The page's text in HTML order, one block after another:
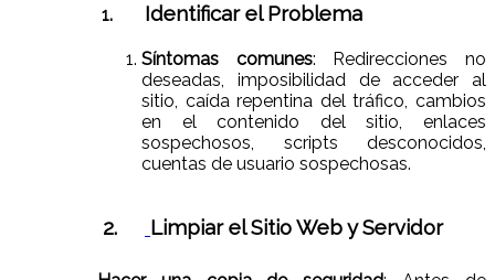
1. Identificar el Problema
Síntomas comunes: Redirecciones no
deseadas, imposibilidad de acceder al
sitio, caída repentina del tráfico, cambios
en el contenido del sitio, enlaces
sospechosos, scripts desconocidos,
cuentas de usuario sospechosas.
2. Limpiar el Sitio Web y Servidor